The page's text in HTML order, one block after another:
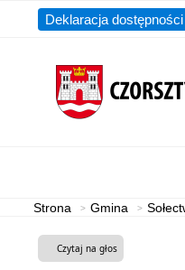
Deklaracja dostępności
Strona Gmina
Czytaj na głos